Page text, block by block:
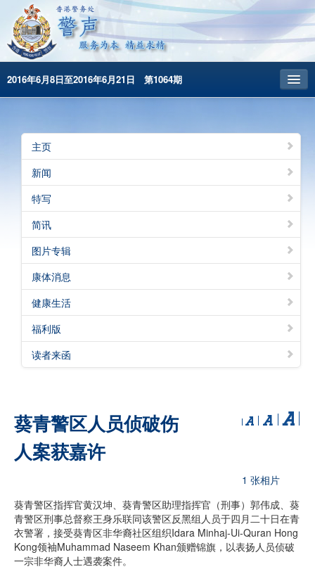
2016年6月8日至2016年6月21日 第1064期
昔日警声
警务处主页
繁體版
English
主页
新闻
特写
简讯
图片专辑
康体消息
健康生活
福利版
读者来函
葵青警区人员侦破伤
人案获嘉许
1 张相片
葵青警区指挥官黄汉坤、葵青警区助理指挥官（刑事）郭伟成、葵
青警区刑事总督察王身乐联同该警区反黑组人员于四月二十日在青
衣警署，接受葵青区非华裔社区组织Idara Minhaj-Ui-Quran Hong
Kong领袖Muhammad Naseem Khan颁赠锦旗，以表扬人员侦破
一宗非华裔人士遇袭案件。